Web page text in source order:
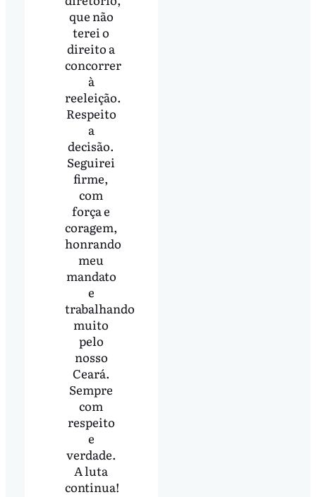
que não
terei o
direito a
concorrer
à
reeleição.
Respeito
a
decisão.
Seguirei
firme,
com
força e
coragem,
honrando
meu
mandato
e
trabalhando
muito
pelo
nosso
Ceará.
Sempre
com
respeito
e
verdade.
A luta
continua!